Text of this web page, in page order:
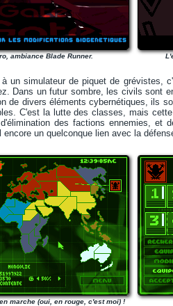
ambiance Blade Runner.
un simulateur de piquet de grévistes,
Dans un futur sombre, les civils sont
de divers éléments cybernétiques, ils
C'est la lutte des classes, mais
des factions ennemies,
un quelconque lien avec la
marche (oui, en rouge, c'est moi) !